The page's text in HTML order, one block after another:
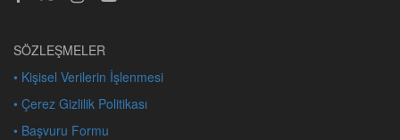
SÖZLEŞMELER
• Kişisel Verilerin İşlenmesi
• Çerez Gizlilik Politikası
• Başvuru Formu